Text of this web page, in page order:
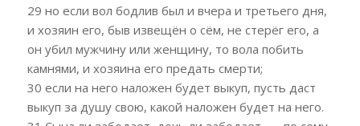
29 но если вол бодлив был и вчера и третьего дня,
и хозяин его, быв извещён о сём, не стерёг его, а
он убил мужчину или женщину, то вола побить
камнями, и хозяина его предать смерти;
30 если на него наложен будет выкуп, пусть даст
выкуп за душу свою, какой наложен будет на него.